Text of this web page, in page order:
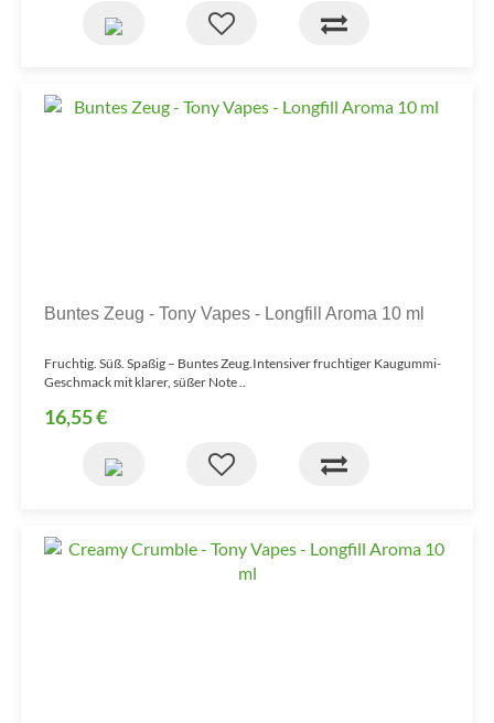
Buntes Zeug - Tony Vapes - Longfill Aroma 10 ml
Fruchtig. Süß. Spaßig – Buntes Zeug.Intensiver fruchtiger Kaugummi-
Geschmack mit klarer, süßer Note ..
16,55 €